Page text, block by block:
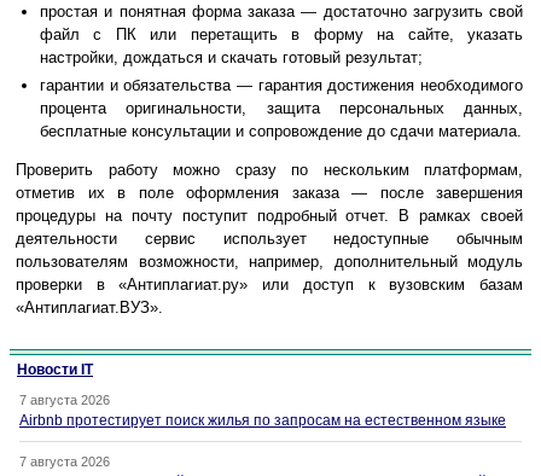
простая и понятная форма заказа — достаточно загрузить свой
файл с ПК или перетащить в форму на сайте, указать
настройки, дождаться и скачать готовый результат;
гарантии и обязательства — гарантия достижения необходимого
процента оригинальности, защита персональных данных,
бесплатные консультации и сопровождение до сдачи материала.
Проверить работу можно сразу по нескольким платформам,
отметив их в поле оформления заказа — после завершения
процедуры на почту поступит подробный отчет. В рамках своей
деятельности сервис использует недоступные обычным
пользователям возможности, например, дополнительный модуль
проверки в «Антиплагиат.ру» или доступ к вузовским базам
«Антиплагиат.ВУЗ».
Новости IT
7 августа 2026
Airbnb протестирует поиск жилья по запросам на естественном языке
7 августа 2026